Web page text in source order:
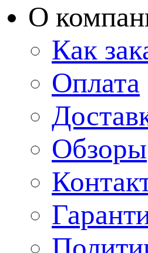
О
Как
Оплата
Обзоры